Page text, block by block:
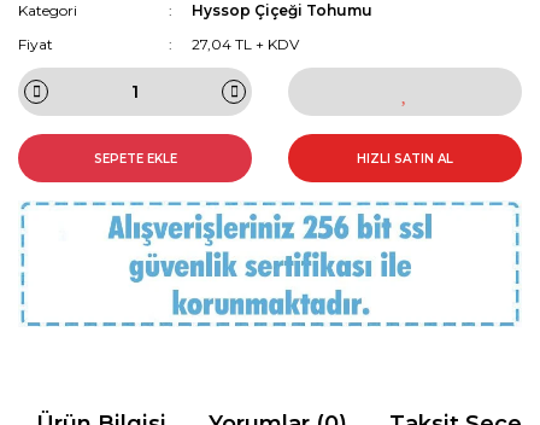
Kategori
Hyssop Çiçeği Tohumu
Fiyat
27,04 TL + KDV
SEPETE EKLE HIZLI SATIN AL